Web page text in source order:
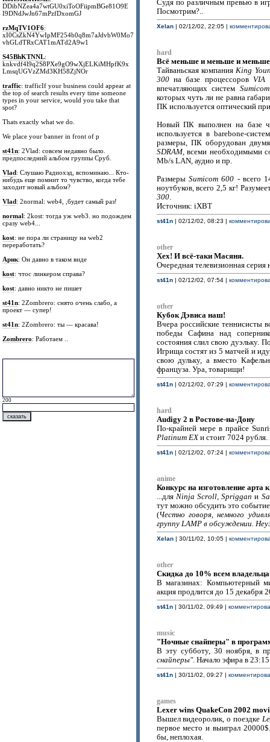
DDibNZea4a7wtGU0xiToOFiipmBGe81O9E
I9DNdJwJn67mPzfDxomGJ
rzMqTV1OF6:
xI0CsZkN4YwIpMF254b0q8m7aJdvbW0Mo7
vhGLdTRxCAT1mATd2A9w1
S45BhKTNNL:
knkvdf4l9q2S8PXe9gO9wXjELKiMHpfK9x
LmsqUGVzZMd3KH58ZjNOr
traffic: trafficIf your business could appear at
the top of search results every time someone
types in your service, would you take that
spot?
Thats exactly what we do.
We place your banner in front of p
st41n: 2Vlad: совсем недавно было.
предпоследний альбом группы Сруб.
Vlad: Слушаю Радиохэд, вспоминаю... Кто-
нибудь еще помнит то чувство, когда тебе
заходит новый альбом?
Vlad: 2normal: web4, ,будет самый раз!
normal: 2kost: тогда уж web3. но подождем
сразу web4...
kost: не пора ли страницу на web2
переработать?
Арик: Он давно в таком виде
kost: чтос линкером справа?
kost: давно никто не пишет
st41n: 2Zombrero: снято очень слабо, а
проект — супер!
st41n: 2Zombrero: ты — красава!
Zombrero: Работаем ..
200
Судя по различным превью в
Посмотрим?..
Xelan| 02/12/02, 22:05 |
hard
Всё меньше и меньше и
Тайваньская компанияKing
300на базе процессоровVIA
впечатляющих систем
которых чуть ли не равна
ПК используется оптический
Новый ПК выполнен на базе
используется в barebone-
размеры, ПК оборудован
SDRAM, всеми необходимыми
Mb/s LAN, аудио и пр.
Размеры Sumicom 600 - всего
ноутбуков, всего 2,5 кг!
300.
Источник: iXBT
st41n| 02/12/02, 08:23 |
other
Хех! И всё-таки Масяня.
Очередная телевизионная
st41n| 02/12/02, 07:54 |
other
Кубок Дэвиса наш!
Вчера российские теннисисты
победы Сафина над
состояния слил свою дуэльку.
Игрища состят из 5 матчей и
свою дульку, а вместо
француза. Ура, товарищи!
st41n| 02/12/02, 07:29 |
hard
Audigy 2 в Ростове-на-Дону
По-крайней мере в прайсе
Platinum EXи стоит 7024 рубля.
st41n| 02/12/02, 07:24 |
anime
Конкурс на изготовление арта
...для Ninja Scroll, Spriggan и
тут можно обсудить это
(Честно говоря, немного
группу LAMP в обсуждении.
Xelan| 30/11/02, 10:05 |
other
Скидка до 10% всем
В магазинах: Компьютерный
акция продлится до 15 декабря
st41n| 30/11/02, 09:49 |
music
"Ночные снайперы" в
В эту субботу, 30 ноября, в
снайперы". Начало эфира в
st41n| 30/11/02, 09:27 |
games
Lexer wins QuakeCon 2002
Вышел видеоролик, о поездке
первое место и выиграл
бы, неплохая.